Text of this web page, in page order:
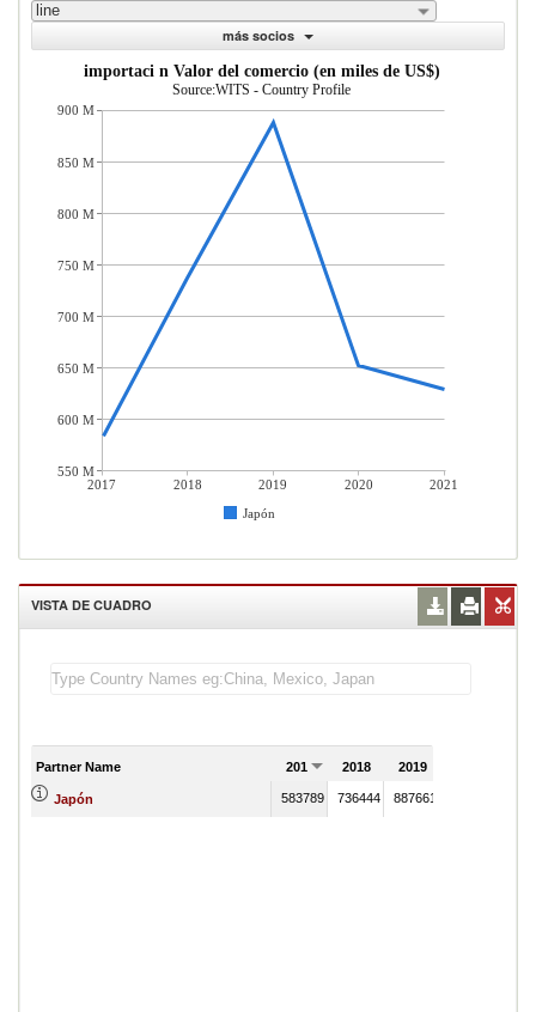
line
más socios
importaci n Valor del comercio (en miles de US$)
Source:WITS - Country Profile
2017 2018 2019 2020
2021
Japón
900 M
850 M
800 M
750 M
700 M
650 M
600 M
550 M
VISTA DE CUADRO
Partner Name 2017 2018 2019
Japón 583789 736444 887661